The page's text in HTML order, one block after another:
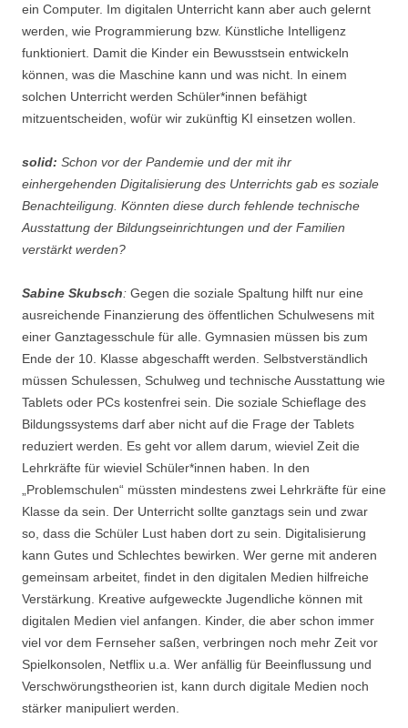
ein Computer. Im digitalen Unterricht kann aber auch gelernt
werden, wie Programmierung bzw. Künstliche Intelligenz
funktioniert. Damit die Kinder ein Bewusstsein entwickeln
können, was die Maschine kann und was nicht. In einem
solchen Unterricht werden Schüler*innen befähigt
mitzuentscheiden, wofür wir zukünftig KI einsetzen wollen.
solid: Schon vor der Pandemie und der mit ihr
einhergehenden Digitalisierung des Unterrichts gab es soziale
Benachteiligung. Könnten diese durch fehlende technische
Ausstattung der Bildungseinrichtungen und der Familien
verstärkt werden?
Sabine Skubsch: Gegen die soziale Spaltung hilft nur eine
ausreichende Finanzierung des öffentlichen Schulwesens mit
einer Ganztagesschule für alle. Gymnasien müssen bis zum
Ende der 10. Klasse abgeschafft werden. Selbstverständlich
müssen Schulessen, Schulweg und technische Ausstattung wie
Tablets oder PCs kostenfrei sein. Die soziale Schieflage des
Bildungssystems darf aber nicht auf die Frage der Tablets
reduziert werden. Es geht vor allem darum, wieviel Zeit die
Lehrkräfte für wieviel Schüler*innen haben. In den
„Problemschulen“ müssten mindestens zwei Lehrkräfte für eine
Klasse da sein. Der Unterricht sollte ganztags sein und zwar
so, dass die Schüler Lust haben dort zu sein. Digitalisierung
kann Gutes und Schlechtes bewirken. Wer gerne mit anderen
gemeinsam arbeitet, findet in den digitalen Medien hilfreiche
Verstärkung. Kreative aufgeweckte Jugendliche können mit
digitalen Medien viel anfangen. Kinder, die aber schon immer
viel vor dem Fernseher saßen, verbringen noch mehr Zeit vor
Spielkonsolen, Netflix u.a. Wer anfällig für Beeinflussung und
Verschwörungstheorien ist, kann durch digitale Medien noch
stärker manipuliert werden.